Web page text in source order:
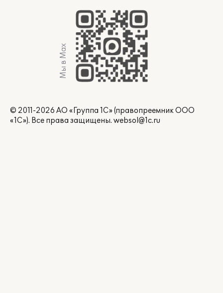
Мы в Max
© 2011-2026 АО «Группа 1С» (правопреемник ООО
«1С»). Все права защищены. websol@1c.ru